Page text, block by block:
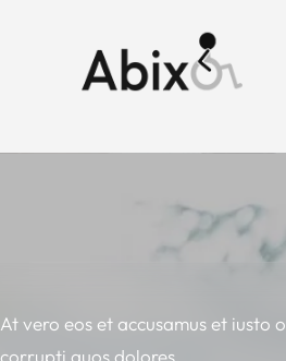
At vero eos et accusamus et iusto
corrupti quos dolores.